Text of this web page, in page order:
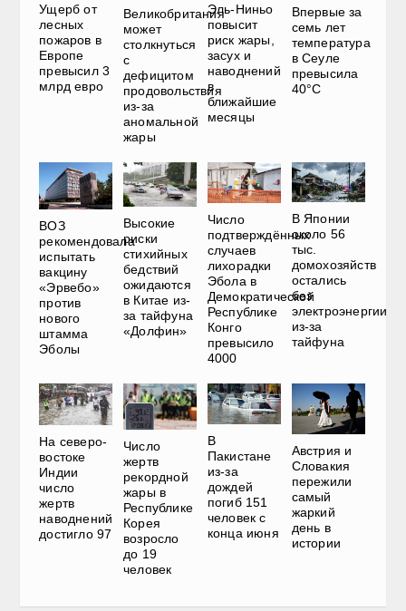
Ущерб от
лесных
пожаров в
Европе
превысил 3
млрд евро
Великобритания
может
столкнуться
с
дефицитом
продовольствия
из-за
аномальной
жары
Эль-Ниньо
повысит
риск жары,
засух и
наводнений
в
ближайшие
месяцы
Впервые за
семь лет
температура
в Сеуле
превысила
40°C
ВОЗ
рекомендовала
испытать
вакцину
«Эрвебо»
против
нового
штамма
Эболы
Высокие
риски
стихийных
бедствий
ожидаются
в Китае из-
за тайфуна
«Долфин»
Число
подтверждённых
случаев
лихорадки
Эбола в
Демократической
Республике
Конго
превысило
4000
В Японии
около 56
тыс.
домохозяйств
остались
без
электроэнергии
из-за
тайфуна
На северо-
востоке
Индии
число
жертв
наводнений
достигло 97
Число
жертв
рекордной
жары в
Республике
Корея
возросло
до 19
человек
В
Пакистане
из-за
дождей
погиб 151
человек с
конца июня
Австрия и
Словакия
пережили
самый
жаркий
день в
истории